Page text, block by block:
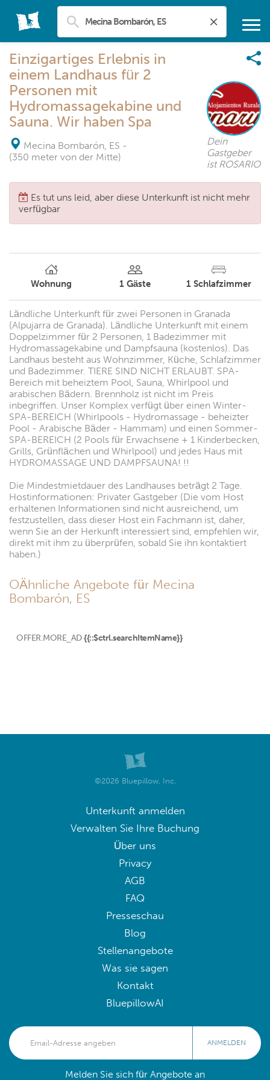
Einzigartiges Erlebnis in
einem Landhaus für 2
Personen mit
Hydromassagekabine und
Sauna. Wir haben Spa
Mecina Bombarón, ES -
(350 meter von der Mitte)
Dein
Gastgeber
ist ROSARIO
Es tut uns leid, aber diese Unterkunft ist nicht mehr
verfügbar
Wohnung 1 Gäste 1 Schlafzimmer
Ländliche Unterkunft für zwei Personen in Granada
(Alpujarra de Granada). Ländliche Unterkunft mit einem
Doppelzimmer für 2 Personen, 1 Badezimmer mit
Hydromassagekabine und Dampfsauna (kostenlos). Das
Landhaus besteht aus Wohnzimmer, Küche, Schlafzimmer
und Badezimmer. TIERE SIND NICHT ERLAUBT. SPA-
Bereich mit beheiztem Pool, Sauna, Whirlpool und
arabischen Bädern. Brennholz ist nicht im Preis
inbegriffen. Unser Komplex verfügt über einen Winter-
SPA-BEREICH (Whirlpools - Hydromassage - beheizter
Pool - Arabische Bäder - Hammam) und einen Sommer-
SPA-BEREICH (2 Pools für Erwachsene + 1 Kinderbecken,
Grills, Grünflächen und Whirlpool) und jedes Haus mit
HYDROMASSAGE UND DAMPFSAUNA! !!
Die Mindestmietdauer des Landhauses beträgt 2 Tage.
Hostinformationen: Privater Gastgeber (Die vom Host
erhaltenen Informationen sind nicht ausreichend, um
festzustellen, dass dieser Host ein Fachmann ist, daher,
wenn Sie an der Herkunft interessiert sind, empfehlen wir,
direkt mit ihm zu überprüfen, sobald Sie ihn kontaktiert
haben.)
OÄhnliche Angebote für Mecina
Bombarón, ES
OFFER.MORE_AD {{::$ctrl.searchItemName}}
©2026 Bluepillow, Inc.
Unterkunft anmelden
Verwalten Sie Ihre Buchung
Über uns
Privacy
AGB
FAQ
Presseschau
Blog
Stellenangebote
Was sie sagen
Kontakt
BluepillowAI
ANMELDEN
Melden Sie sich für Angebote an